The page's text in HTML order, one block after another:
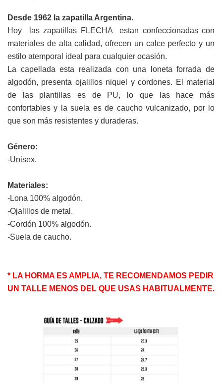
Desde 1962 la zapatilla Argentina.
Hoy las zapatillas FLECHA estan confeccionadas con
materiales de alta calidad, ofrecen un calce perfecto y un
estilo atemporal ideal para cualquier ocasión.
La capellada esta realizada con una loneta forrada de
algodón, presenta ojalillos niquel y cordones. El material
de las plantillas es de PU, lo que las hace más
confortables y la suela es de caucho vulcanizado, por lo
que son más resistentes y duraderas.
Género:
-Unisex.
Materiales:
-Lona 100% algodón.
-Ojalillos de metal.
-Cordón 100% algodón.
-Suela de caucho.
* LA HORMA ES AMPLIA, TE RECOMENDAMOS PEDIR
UN TALLE MENOS DEL QUE USAS HABITUALMENTE.